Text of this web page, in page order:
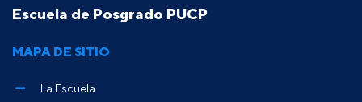
Escuela de Posgrado PUCP
MAPA DE SITIO
La Escuela